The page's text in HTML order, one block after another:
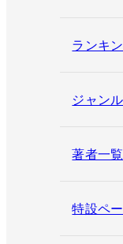
ランキ
ジャン
著者一覧
特設ペ